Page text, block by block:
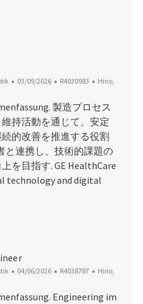
Team Leader
Datum der Veröffentlichung
03/09/2026 Job-ID
R4030983 Ort
Hino,
製造プロセス
持活動を通じて、安定
的改善を推進する役割
と連携し、技術的課題の
を目指す. GE HealthCare
technology and digital
Engineer
Datum der Veröffentlichung
04/06/2026 Job-ID
R4038787 Ort
Hino,
Engineering im